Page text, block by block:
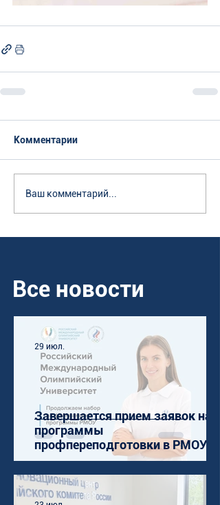
Комментарии
Ваш комментарий...
Все новости
Завершается прием заявок на
программы
профпереподготовки в РМОУ
29 июл.